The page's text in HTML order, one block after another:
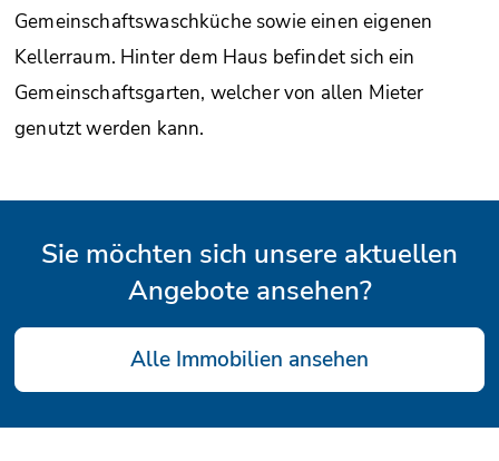
Gemeinschaftswaschküche sowie einen eigenen
Kellerraum. Hinter dem Haus befindet sich ein
Gemeinschaftsgarten, welcher von allen Mieter
genutzt werden kann.
Sie möchten sich unsere aktuellen
Angebote ansehen?
Alle Immobilien ansehen